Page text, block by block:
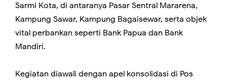
Sarmi Kota, di antaranya Pasar Sentral Mararena,
Kampung Sawar, Kampung Bagaise­war, serta objek
vital perbankan seperti Bank Papua dan Bank
Mandiri.
Kegiatan diawali dengan apel konsolidasi di Pos